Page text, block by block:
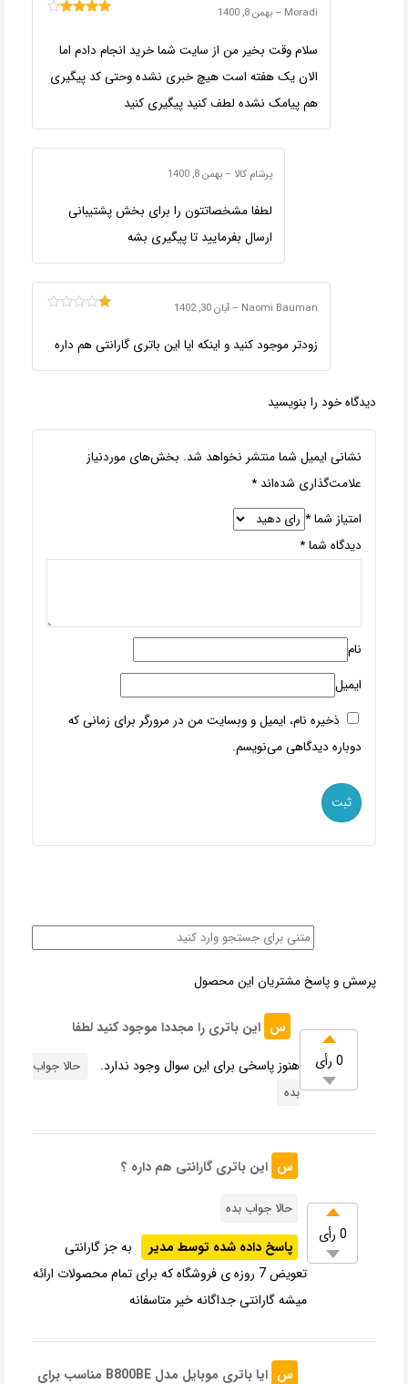
Moradi
– بهمن 8, 1400
سلام وقت بخیر من از سایت شما خرید انجام دادم اما
الان یک هفته است هیچ خبری نشده وحتی کد پیگیری
هم پیامک نشده لطف کنید پیگیری کنید
پرشام کالا– بهمن 8, 1400
لطفا مشخصاتتون را برای بخش پشتیبانی
ارسال بفرمایید تا پیگیری بشه
از
Naomi Bauman
– آبان 30, 1402
زودتر موجود کنید و اینکه ایا این باتری گارانتی هم داره
دیدگاه خود را بنویسید
نشانی ایمیل شما منتشر نخواهد شد. بخش‌های موردنیاز
علامت‌گذاری شده‌اند *
امتیاز شما*
دیدگاه شما*
نام
ایمیل
ذخیره نام، ایمیل و وبسایت من در مرورگر برای زمانی که
دوباره دیدگاهی می‌نویسم.
پرسش و پاسخ مشتریان این محصول
0 رأی
س این باتری را مجددا موجود کنید لطفا
هنوز پاسخی برای این سوال وجود ندارد.
حالا جواب
بده
0 رأی
س این باتری گارانتی هم داره ؟
حالا جواب بده
پاسخ داده شده توسط مدیر
به جز گارانتی
تعویض 7 روزه ی فروشگاه که برای تمام محصولات ارائه
میشه گارانتی جداگانه خیر متاسفانه
س
ایا باتری موبایل مدل B800BE مناسب برای